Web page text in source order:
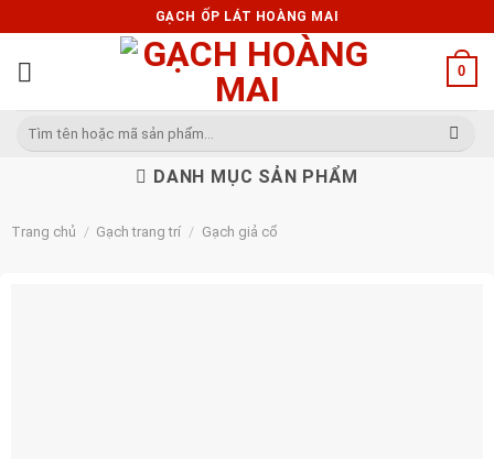
to
content
GẠCH ỐP LÁT HOÀNG MAI
0
Tìm
DANH MỤC SẢN PHẨM
Trang chủ / Gạch trang trí / Gạch giả cổ